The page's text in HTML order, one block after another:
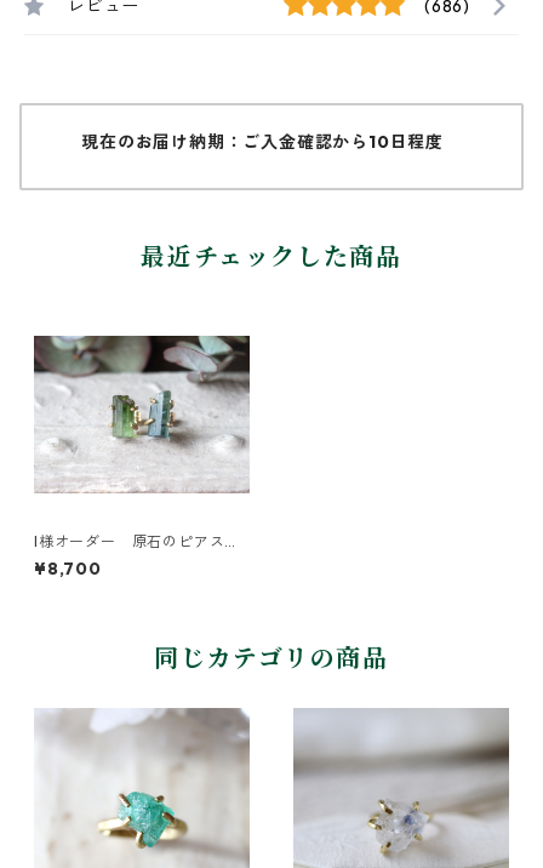
レビュー (686)
現在のお届け納期：ご入金確認から10日程度
最近チェックした商品
I様オーダー 原石のピアス・
リング
¥8,700
同じカテゴリの商品